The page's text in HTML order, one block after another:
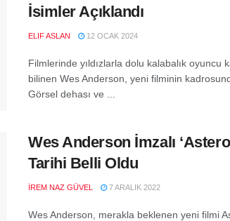
İsimler Açıklandı
ELIF ASLAN 12 OCAK 2024
Filmlerinde yıldızlarla dolu kalabalık oyuncu
bilinen Wes Anderson, yeni filminin
Görsel dehası ve ...
Wes Anderson İmzalı
Tarihi Belli Oldu
İREM NAZ GÜVEL 7 ARALIK 2022
Wes Anderson, merakla beklenen yeni filmi